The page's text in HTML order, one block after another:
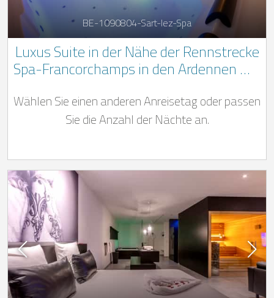
BE-1090804-Sart-lez-Spa
Luxus Suite in der Nähe der Rennstrecke
Spa-Francorchamps in den Ardennen mit
Wählen Sie einen anderen Anreisetag oder passen
Sie die Anzahl der Nächte an.